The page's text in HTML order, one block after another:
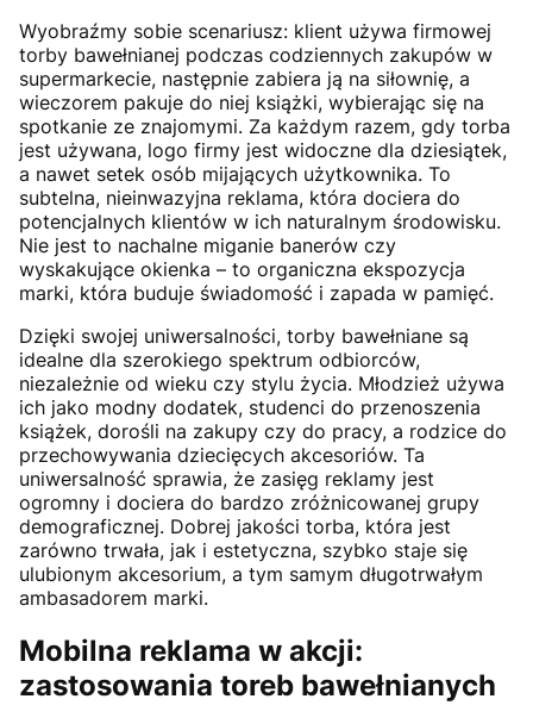
Wyobraźmy sobie scenariusz: klient używa firmowej
torby bawełnianej podczas codziennych zakupów w
supermarkecie, następnie zabiera ją na siłownię, a
wieczorem pakuje do niej książki, wybierając się na
spotkanie ze znajomymi. Za każdym razem, gdy torba
jest używana, logo firmy jest widoczne dla dziesiątek,
a nawet setek osób mijających użytkownika. To
subtelna, nieinwazyjna reklama, która dociera do
potencjalnych klientów w ich naturalnym środowisku.
Nie jest to nachalne miganie banerów czy
wyskakujące okienka – to organiczna ekspozycja
marki, która buduje świadomość i zapada w pamięć.
Dzięki swojej uniwersalności, torby bawełniane są
idealne dla szerokiego spektrum odbiorców,
niezależnie od wieku czy stylu życia. Młodzież używa
ich jako modny dodatek, studenci do przenoszenia
książek, dorośli na zakupy czy do pracy, a rodzice do
przechowywania dziecięcych akcesoriów. Ta
uniwersalność sprawia, że zasięg reklamy jest
ogromny i dociera do bardzo zróżnicowanej grupy
demograficznej. Dobrej jakości torba, która jest
zarówno trwała, jak i estetyczna, szybko staje się
ulubionym akcesorium, a tym samym długotrwałym
ambasadorem marki.
Mobilna reklama w akcji:
zastosowania toreb bawełnianych